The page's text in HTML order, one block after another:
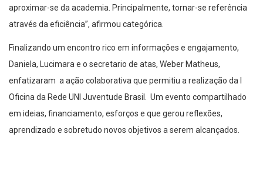
aproximar-se da academia. Principalmente, tornar-se referência
através da eficiência”, afirmou categórica.
Finalizando um encontro rico em informações e engajamento,
Daniela, Lucimara e o secretario de atas, Weber Matheus,
enfatizaram a ação colaborativa que permitiu a realização da I
Oficina da Rede UNI Juventude Brasil. Um evento compartilhado
em ideias, financiamento, esforços e que gerou reflexões,
aprendizado e sobretudo novos objetivos a serem alcançados.